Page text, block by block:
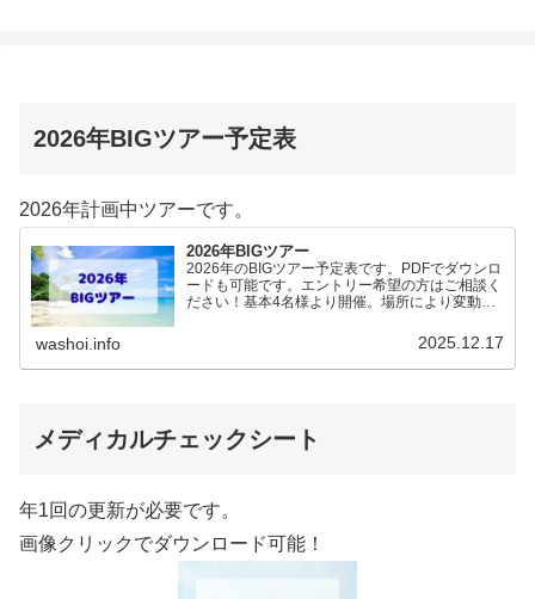
2026年BIGツアー予定表
2026年計画中ツアーです。
2026年BIGツアー
2026年のBIGツアー予定表です。PDFでダウンロ
ードも可能です。エントリー希望の方はご相談く
ださい！基本4名様より開催。場所により変動あ
（12.19更新）ダウンロードPDFでアップロード
washoi.info 2025.12.17
メディカルチェックシート
年1回の更新が必要です。
画像クリックでダウンロード可能！